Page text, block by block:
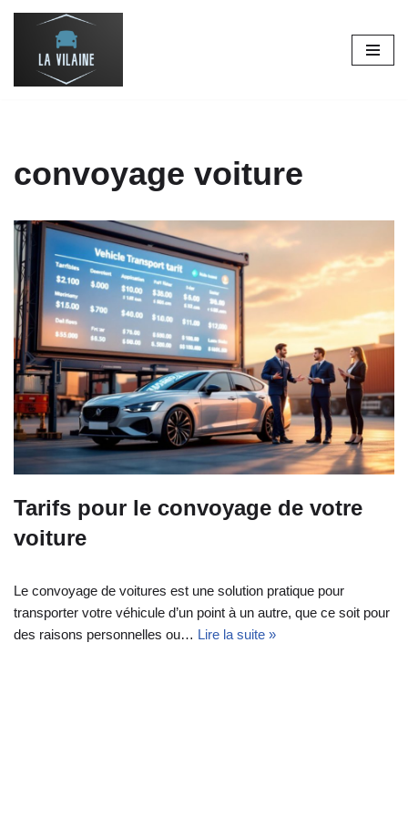
convoyage voiture
Tarifs pour le convoyage de votre
voiture
Le convoyage de voitures est une solution pratique pour
transporter votre véhicule d’un point à un autre, que ce soit pour
des raisons personnelles ou… Lire la suite »